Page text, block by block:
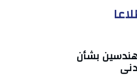
بشأن